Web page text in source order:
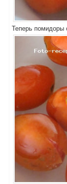
Теперь помидоры